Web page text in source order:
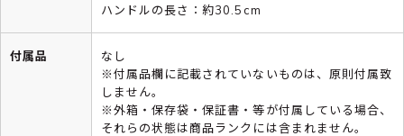
ハンドルの長さ：約30.5cm
付属品
なし
※付属品欄に記載されていないものは、原則付属致
しません。
※外箱・保存袋・保証書・等が付属している場合、
それらの状態は商品ランクには含まれません。